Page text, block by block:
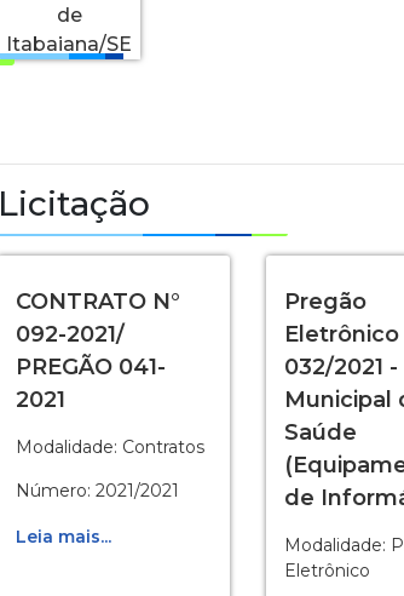
de
Itabaiana/SE
Licitação
CONTRATO N°
092-2021/
PREGÃO 041-
2021
Modalidade: Contratos
Número: 2021/2021
Leia mais...
Pregão
Eletrônico
032/2021
Municipal
Saúde
de
Modalidade:
Eletrônico